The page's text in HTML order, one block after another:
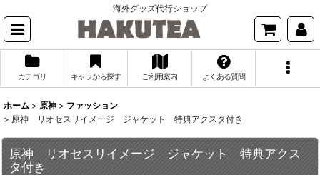
海外グッズ代行ショップ
カテゴリ キャラから探す ご利用案内 よくある質問
ホーム > 原神 > ファッション
> 原神 リオセスリイメージ ジャケット 特典アクスタ付き
原神 リオセスリイメージ ジャケット 特典アクス
タ付き